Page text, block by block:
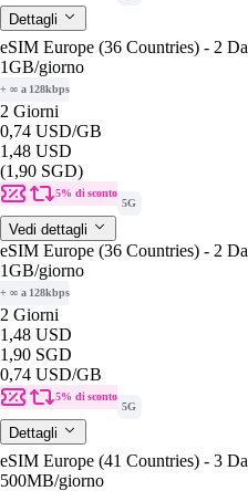
Dettagli
eSIM Europe (36 Countries) - 2
1GB/giorno
+ ∞ a 128kbps
2 Giorni
0,74 USD/GB
1,48 USD
(1,90 SGD)
5% di sconto
5G
Vedi dettagli
eSIM Europe (36 Countries) - 2
1GB/giorno
+ ∞ a 128kbps
2 Giorni
1,48 USD
1,90 SGD
0,74 USD/GB
5% di sconto
5G
Dettagli
eSIM Europe (41 Countries) - 3
500MB/giorno